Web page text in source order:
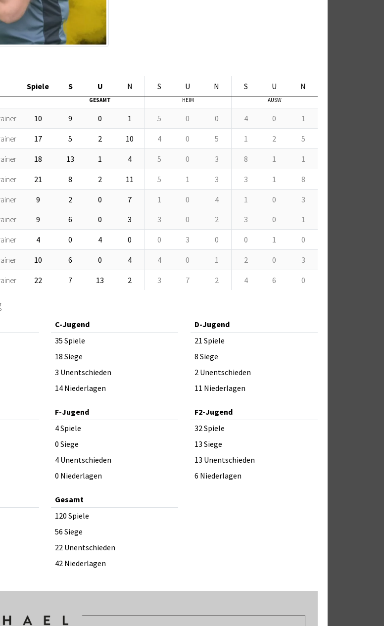
Spiele S U N S U N S U N
GESAMT HEIM AUSW
10 9 0 1 5 0 0 4 0 1
17 5 2 10 4 0 5 1 2 5
18 13 1 4 5 0 3 8 1 1
21 8 2 11 5 1 3 3 1 8
9 2 0 7 1 0 4 1 0
3
9 6 0 3 3 0 2 3 0 1
4 0 4 0 0 3 0 0 1 0
10 6 0 4 4 0 1 2 0 3
22 7 13 2 3 7 2 4 6 0
C-Jugend
35 Spiele
18 Siege
3 Unentschieden
14 Niederlagen
D-Jugend
21 Spiele
8 Siege
2 Unentschieden
11 Niederlagen
F-Jugend
4 Spiele
0 Siege
4 Unentschieden
0 Niederlagen
F2-Jugend
32 Spiele
13 Siege
13 Unentschieden
6 Niederlagen
Gesamt
120 Spiele
56 Siege
22 Unentschieden
42 Niederlagen